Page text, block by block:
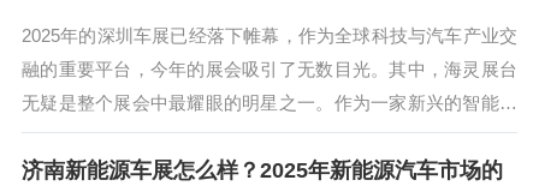
2025年的深圳车展已经落下帷幕，作为全球科技与汽车产业交
融的重要平台，今年的展会吸引了无数目光。其中，海灵展台
无疑是整个展会中最耀眼的明星之一。作为一家新兴的智能电
动汽车品牌，海灵在本次展会上不仅展示了其最新的车型，还
通过一系列创新科技体验，让观众感受到了未来出行的无限可
济南新能源车展怎么样？2025年新能源汽车市场的